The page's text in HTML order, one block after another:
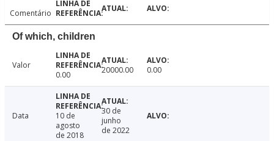
Comentário
Of which, children
Valor
0.00
20000.00 0.00
Data
10 de
agosto
de 2018
30 de
junho
de 2022